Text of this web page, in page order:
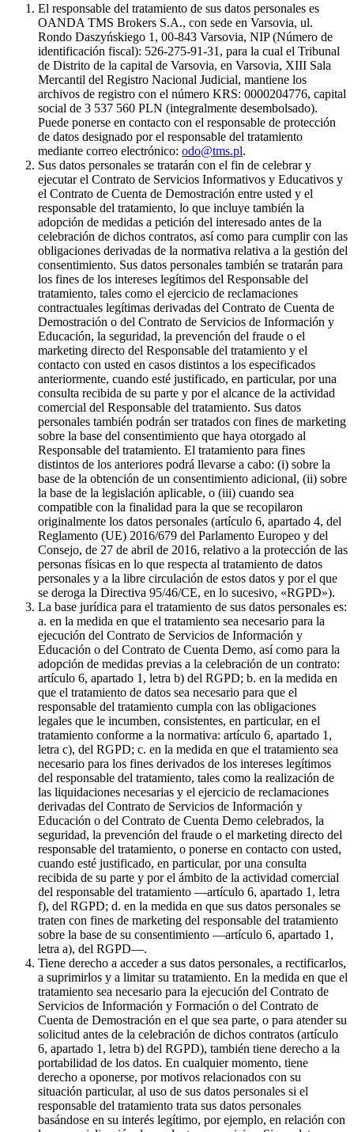
El responsable del tratamiento de sus datos personales es
OANDA TMS Brokers S.A., con sede en Varsovia, ul.
Rondo Daszyńskiego 1, 00-843 Varsovia, NIP (Número de
identificación fiscal): 526-275-91-31, para la cual el Tribunal
de Distrito de la capital de Varsovia, en Varsovia, XIII Sala
Mercantil del Registro Nacional Judicial, mantiene los
archivos de registro con el número KRS: 0000204776, capital
social de 3 537 560 PLN (integralmente desembolsado).
Puede ponerse en contacto con el responsable de protección
de datos designado por el responsable del tratamiento
mediante correo electrónico: odo@tms.pl.
Sus datos personales se tratarán con el fin de celebrar y
ejecutar el Contrato de Servicios Informativos y Educativos y
el Contrato de Cuenta de Demostración entre usted y el
responsable del tratamiento, lo que incluye también la
adopción de medidas a petición del interesado antes de la
celebración de dichos contratos, así como para cumplir con las
obligaciones derivadas de la normativa relativa a la gestión del
consentimiento. Sus datos personales también se tratarán para
los fines de los intereses legítimos del Responsable del
tratamiento, tales como el ejercicio de reclamaciones
contractuales legítimas derivadas del Contrato de Cuenta de
Demostración o del Contrato de Servicios de Información y
Educación, la seguridad, la prevención del fraude o el
marketing directo del Responsable del tratamiento y el
contacto con usted en casos distintos a los especificados
anteriormente, cuando esté justificado, en particular, por una
consulta recibida de su parte y por el alcance de la actividad
comercial del Responsable del tratamiento. Sus datos
personales también podrán ser tratados con fines de marketing
sobre la base del consentimiento que haya otorgado al
Responsable del tratamiento. El tratamiento para fines
distintos de los anteriores podrá llevarse a cabo: (i) sobre la
base de la obtención de un consentimiento adicional, (ii) sobre
la base de la legislación aplicable, o (iii) cuando sea
compatible con la finalidad para la que se recopilaron
originalmente los datos personales (artículo 6, apartado 4, del
Reglamento (UE) 2016/679 del Parlamento Europeo y del
Consejo, de 27 de abril de 2016, relativo a la protección de las
personas físicas en lo que respecta al tratamiento de datos
personales y a la libre circulación de estos datos y por el que
se deroga la Directiva 95/46/CE, en lo sucesivo, «RGPD»).
La base jurídica para el tratamiento de sus datos personales es:
a. en la medida en que el tratamiento sea necesario para la
ejecución del Contrato de Servicios de Información y
Educación o del Contrato de Cuenta Demo, así como para la
adopción de medidas previas a la celebración de un contrato:
artículo 6, apartado 1, letra b) del RGPD; b. en la medida en
que el tratamiento de datos sea necesario para que el
responsable del tratamiento cumpla con las obligaciones
legales que le incumben, consistentes, en particular, en el
tratamiento conforme a la normativa: artículo 6, apartado 1,
letra c), del RGPD; c. en la medida en que el tratamiento sea
necesario para los fines derivados de los intereses legítimos
del responsable del tratamiento, tales como la realización de
las liquidaciones necesarias y el ejercicio de reclamaciones
derivadas del Contrato de Servicios de Información y
Educación o del Contrato de Cuenta Demo celebrados, la
seguridad, la prevención del fraude o el marketing directo del
responsable del tratamiento, o ponerse en contacto con usted,
cuando esté justificado, en particular, por una consulta
recibida de su parte y por el ámbito de la actividad comercial
del responsable del tratamiento —artículo 6, apartado 1, letra
f), del RGPD; d. en la medida en que sus datos personales se
traten con fines de marketing del responsable del tratamiento
sobre la base de su consentimiento —artículo 6, apartado 1,
letra a), del RGPD—.
Tiene derecho a acceder a sus datos personales, a rectificarlos,
a suprimirlos y a limitar su tratamiento. En la medida en que el
tratamiento sea necesario para la ejecución del Contrato de
Servicios de Información y Formación o del Contrato de
Cuenta de Demostración en el que sea parte, o para atender su
solicitud antes de la celebración de dichos contratos (artículo
6, apartado 1, letra b) del RGPD), también tiene derecho a la
portabilidad de los datos. En cualquier momento, tiene
derecho a oponerse, por motivos relacionados con su
situación particular, al uso de sus datos personales si el
responsable del tratamiento trata sus datos personales
basándose en su interés legítimo, por ejemplo, en relación con